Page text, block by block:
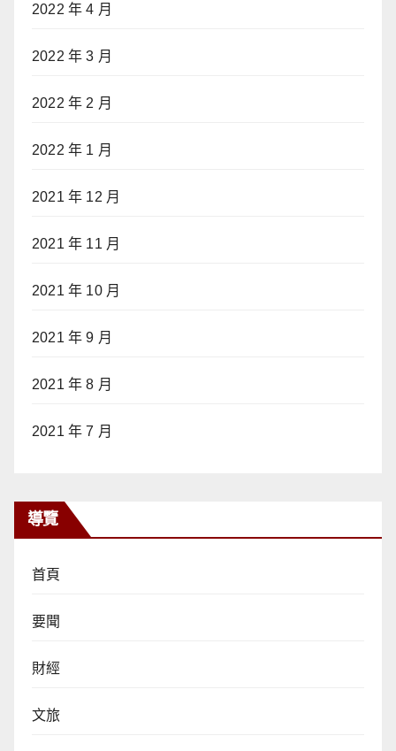
2022 年 4 月
2022 年 3 月
2022 年 2 月
2022 年 1 月
2021 年 12 月
2021 年 11 月
2021 年 10 月
2021 年 9 月
2021 年 8 月
2021 年 7 月
導覽
首頁
要聞
財經
文旅